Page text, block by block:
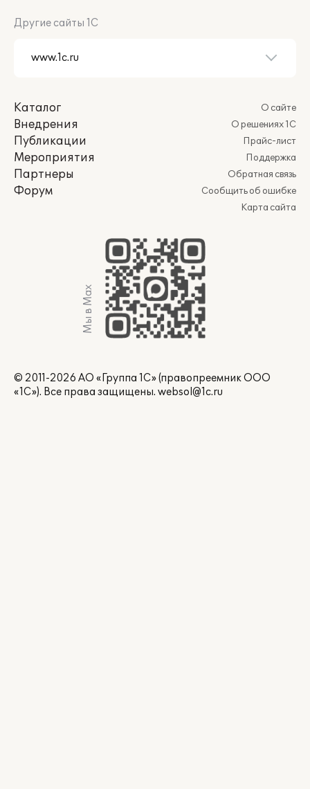
Другие сайты 1С
Каталог
Внедрения
Публикации
Мероприятия
Партнеры
Форум
О сайте
О решениях 1С
Прайс-лист
Поддержка
Обратная связь
Сообщить об ошибке
Карта сайта
Мы в Max
© 2011-2026 АО «Группа 1С» (правопреемник ООО
«1С»). Все права защищены. websol@1c.ru